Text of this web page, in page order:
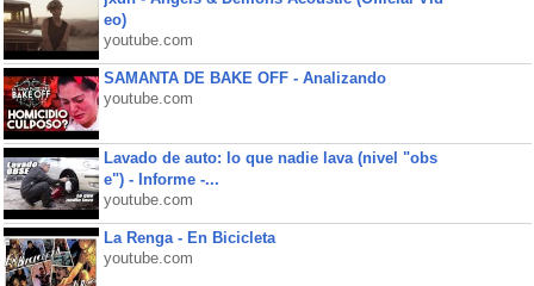
eo)
youtube.com
SAMANTA DE BAKE OFF - Analizando
youtube.com
Lavado de auto: lo que nadie lava (nivel "obs
e") - Informe -...
youtube.com
La Renga - En Bicicleta
youtube.com